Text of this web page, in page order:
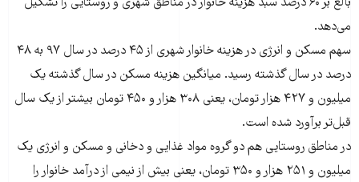
می‌دهد.
سهم مسکن و انرژی در هزینه خانوار شهری از ۴۵ درصد در سال ۹۷ به ۴۸
درصد در سال گذشته رسید. میانگین هزینه مسکن در سال گذشته یک
میلیون و ۴۲۷ هزار تومان، یعنی ۳۰۸ هزار و ۴۵۰ تومان بیشتر از یک سال
قبل‌تر برآورد شده است.
در مناطق روستایی هم دو گروه مواد غذایی و دخانی و مسکن و انرژی یک
میلیون و ۲۵۱ هزار و ۳۵۰ تومان، یعنی بیش از نیمی از درآمد خانوار را